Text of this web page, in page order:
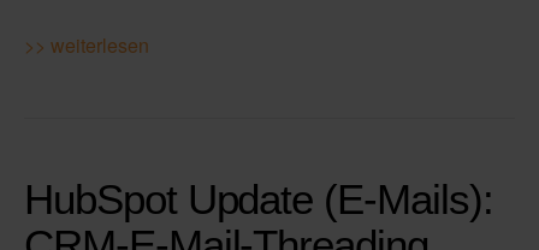
>> weiterlesen
HubSpot Update (E-Mails):